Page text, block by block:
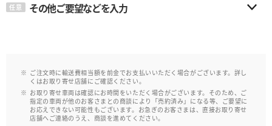
任意 その他ご要望などを入力
ご注文時に輸送費相当額を前金でお支払いいただく場合がございます。詳し
くはお取り寄せ店舗にご確認ください。
お取り寄せ車両は確認にお時間をいただく場合がございます。そのため、ご
指定の車両が他のお客さまとの商談により「売約済み」になる等、ご要望に
お応えできない可能性もございます。お急ぎのお客さまは、直接お取り寄せ
店舗へご連絡のうえ、商談を進めてください。